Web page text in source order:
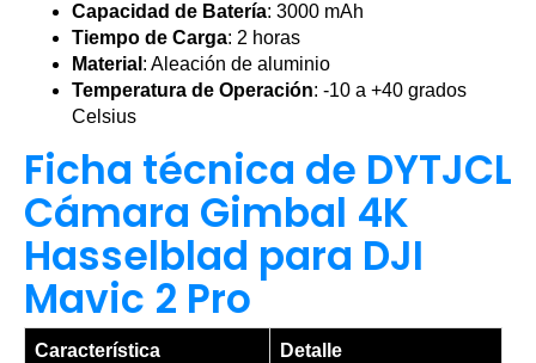
Capacidad de Batería: 3000 mAh
Tiempo de Carga: 2 horas
Material : Aleación de aluminio
Temperatura de Operación: -10 a +40 grados
Celsius
Ficha técnica de DYTJCL
Cámara Gimbal 4K
Hasselblad para DJI
Mavic 2 Pro
Característica Detalle